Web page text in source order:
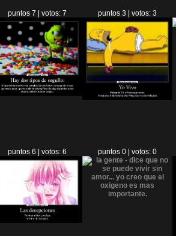
puntos 7 | votos: 7 puntos 3 | votos: 3
puntos 6 | votos: 6 puntos 0 | votos: 0